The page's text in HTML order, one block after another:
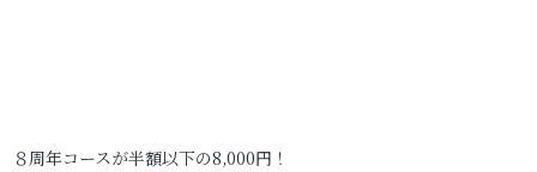
８周年コースが半額以下の8,000円！